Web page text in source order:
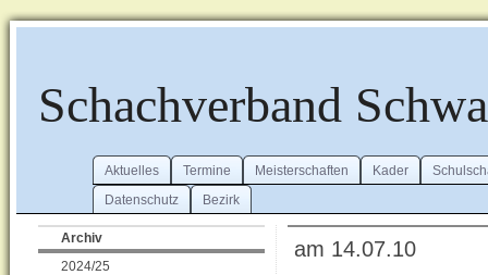
Schachverband
Aktuelles Termine Meisterschaften Kader
Datenschutz
Bezirk
Archiv
2024/25
am 14.07.10